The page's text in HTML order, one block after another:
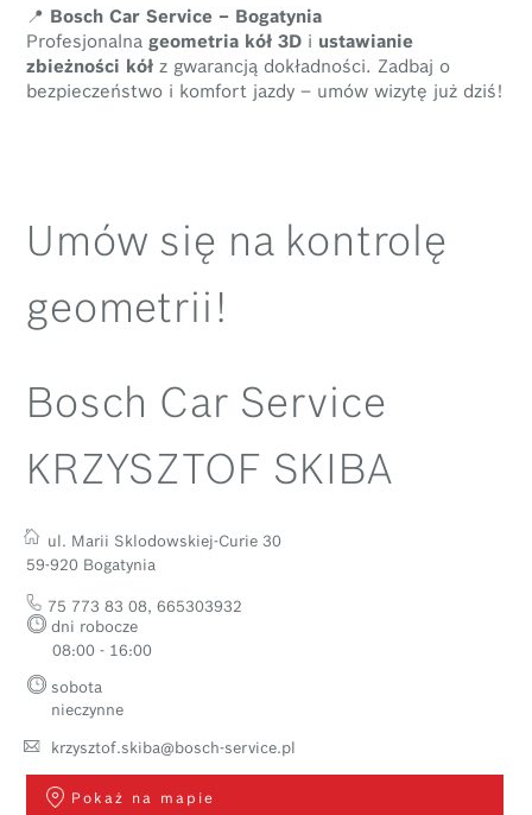
📍 Bosch Car Service – Bogatynia
Profesjonalna geometria kół 3D i ustawianie
zbieżności kół z gwarancją dokładności. Zadbaj o
bezpieczeństwo i komfort jazdy – umów wizytę już dziś!
Umów się na kontrolę
geometrii!
Bosch Car Service
KRZYSZTOF SKIBA
ul. Marii Sklodowskiej-Curie 30
59-920 Bogatynia
75 773 83 08, 665303932
dni robocze
08:00 - 16:00
sobota
nieczynne
krzysztof.skiba@bosch-service.pl
Pokaż na mapie